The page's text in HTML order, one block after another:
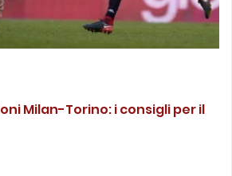
Milan-Torino: i consigli per il